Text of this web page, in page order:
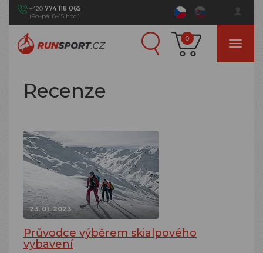
+420 774 118 065
(Po–pá: 8–15 hod.)
0
Recenze
23. 01. 2023
Průvodce výběrem skialpového
vybavení